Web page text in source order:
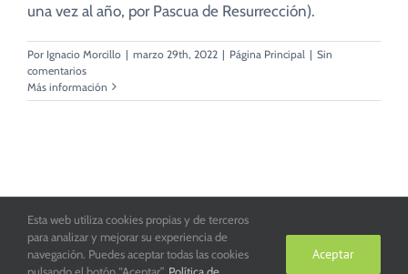
una vez al año, por Pascua de Resurrección).
Por Ignacio Morcillo | marzo 29th, 2022 | Página Principal | Sin
comentarios
Más información
Parroquia San Juan de la Cruz de Toledo. Copyright 2016
Esta web utiliza cookies propias y de terceros
para analizar y mejorar su experiencia de
navegación. Puedes aceptar todas las cookies
Aceptar